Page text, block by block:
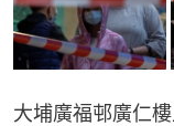
大埔廣福邨廣仁